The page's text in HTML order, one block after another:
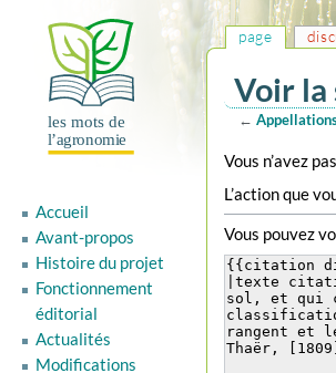
Voir la
←
Aller
à
navigation
Aller
à
recherche
Vous n’avez
L’action que
Vous pouvez
page
Accueil
Avant-propos
Histoire du projet
Fonctionnement
éditorial
Actualités
Modifications